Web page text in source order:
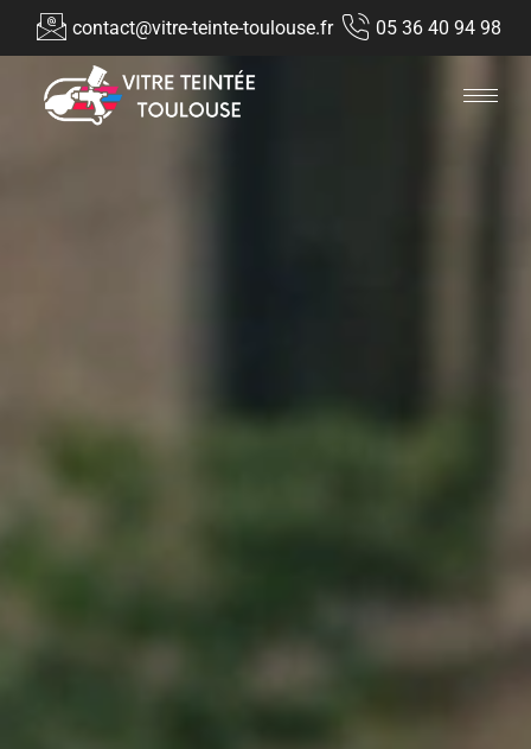
contact@vitre-teinte-toulouse.fr 05 36 40 94 98